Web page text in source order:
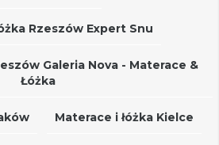
Rzeszów Expert Snu
Galeria Nova - Materace &
Łóżka
Materace i łóżka Kielce